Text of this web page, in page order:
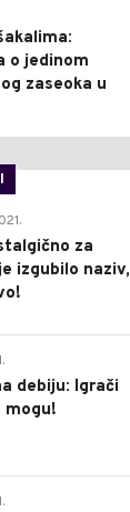
o jedinom
zaseoka u
za
izgubilo naziv,
debiju: Igrači
mogu!